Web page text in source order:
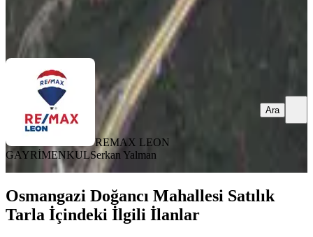
REMAX LEON GAYRİMENKULSerkan Yalman
Ara
REMAX LEON
GAYRİMENKULSerkan Yalman
Ara
Osmangazi Doğancı Mahallesi Satılık
Tarla İçindeki İlgili İlanlar